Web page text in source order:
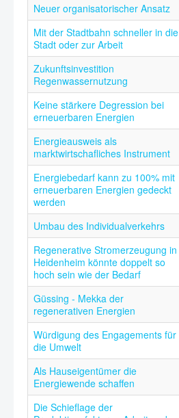
Neuer organisatorischer Ansatz
Mit der Stadtbahn schneller in die
Stadt oder zur Arbeit
Zukunftsinvestition
Regenwassernutzung
Keine stärkere Degression bei
erneuerbaren Energien
Energieausweis als
marktwirtschafliches Instrument
Energiebedarf kann zu 100% mit
erneuerbaren Energien gedeckt
werden
Umbau des Individualverkehrs
Regenerative Stromerzeugung in
Heidenheim könnte doppelt so
hoch sein wie der Bedarf
Güssing - Mekka der
regenerativen Energien
Würdigung des Engagements für
die Umwelt
Als Hauseigentümer die
Energiewende schaffen
Die Schieflage der